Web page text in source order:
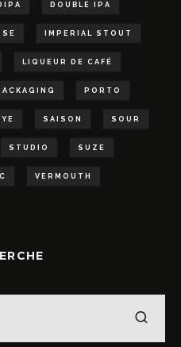
DOUBLE IPA
IMPERIAL STOUT
LIQUEUR DE CAFÉ
PORTO
SAISON SOUR
STUDIO SUZE
VERMOUTH